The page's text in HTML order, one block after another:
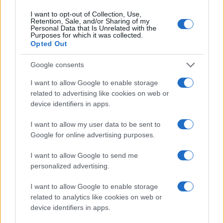
I want to opt-out of Collection, Use,
Retention, Sale, and/or Sharing of my
Personal Data that Is Unrelated with the
Purposes for which it was collected.
Opted Out
Google consents
I want to allow Google to enable storage
related to advertising like cookies on web or
device identifiers in apps.
I want to allow my user data to be sent to
Google for online advertising purposes.
I want to allow Google to send me
personalized advertising.
I want to allow Google to enable storage
related to analytics like cookies on web or
device identifiers in apps.
cronaca' e conserva i fogli di appunti del
debutto tecnico in autodromo.